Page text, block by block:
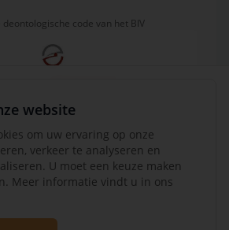
code van het BIV
website
om uw ervaring op onze
verkeer te analyseren en
U moet een keuze maken
Meer informatie vindt u in ons